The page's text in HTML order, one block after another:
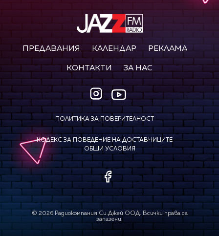
ПРЕДАВАНИЯ КАЛЕНДАР РЕКЛАМА
КОНТАКТИ ЗА НАС
ПОЛИТИКА ЗА ПОВЕРИТЕЛНОСТ
КОДЕКС ЗА ПОВЕДЕНИЕ НА ДОСТАВЧИЦИТЕ
ОБЩИ УСЛОВИЯ
© 2026Радиокомпания Си.Джей ООД. Всички права са
запазени.